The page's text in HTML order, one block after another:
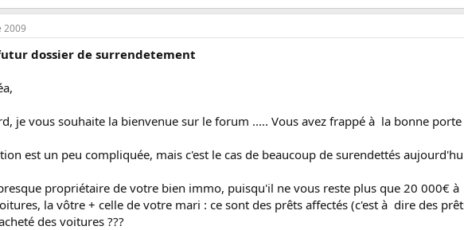
2009
dossier de surrendetement
je vous souhaite la bienvenue sur le forum ..... Vous avez frappé à la bonne
est un peu compliquée, mais c'est le cas de beaucoup de surendettés
propriétaire de votre bien immo, puisqu'il ne vous reste plus que 20 000€
la vôtre + celle de votre mari : ce sont des prêts affectés (c'est à dire des
des voitures ???